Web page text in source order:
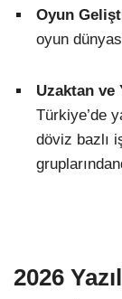
Oyun
oyun
Uzaktan ve
Türkiye’de
döviz bazlı
2026